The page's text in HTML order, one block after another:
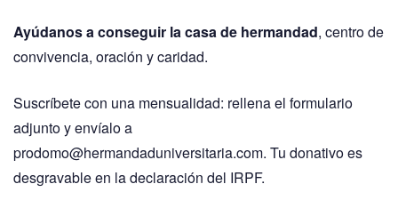
Ayúdanos a conseguir la casa de hermandad, centro de
convivencia, oración y caridad.
Suscríbete con una mensualidad: rellena el formulario
adjunto y envíalo a
prodomo@hermandaduniversitaria.com. Tu donativo es
desgravable en la declaración del IRPF.